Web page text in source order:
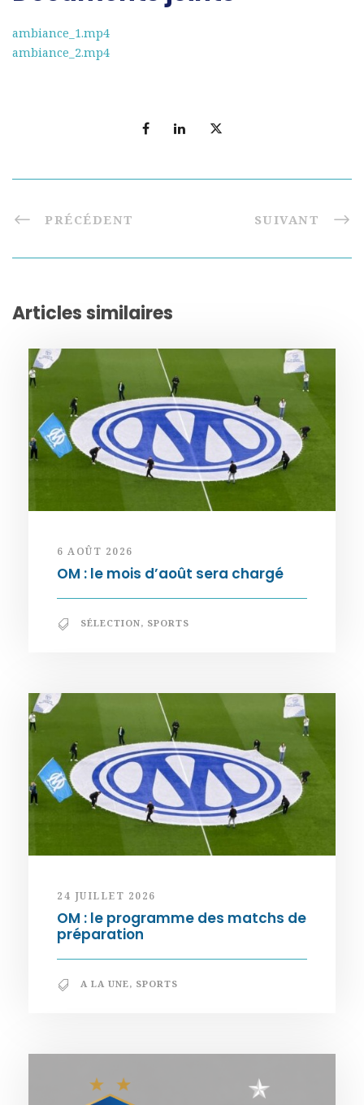
ambiance_1.mp4
ambiance_2.mp4
PRÉCÉDENT SUIVANT
Articles similaires
6 AOÛT 2026
OM : le mois d’août sera chargé
SÉLECTION, SPORTS
24 JUILLET 2026
OM : le programme des matchs de
préparation
A LA UNE, SPORTS